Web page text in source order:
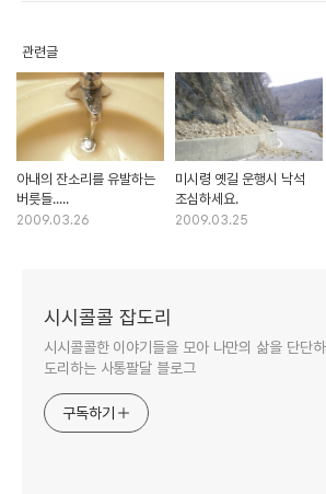
관련글
아내의 잔소리를 유발하는
버릇들.....
2009.03.26
미시령 옛길 운행시 낙석
조심하세요.
2009.03.25
시시콜콜 잡도리
시시콜콜한 이야기들을 모아 나만의 삶을 단단
도리하는 사통팔달 블로그
구독하기